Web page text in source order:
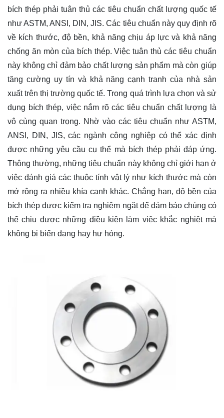
bích thép phải tuân thủ các tiêu chuẩn chất lượng quốc tế
như ASTM, ANSI, DIN, JIS. Các tiêu chuẩn này quy định rõ
về kích thước, độ bền, khả năng chịu áp lực và khả năng
chống ăn mòn của bích thép. Việc tuân thủ các tiêu chuẩn
này không chỉ đảm bảo chất lượng sản phẩm mà còn giúp
tăng cường uy tín và khả năng cạnh tranh của nhà sản
xuất trên thị trường quốc tế. Trong quá trình lựa chọn và sử
dụng bích thép, việc nắm rõ các tiêu chuẩn chất lượng là
vô cùng quan trọng. Nhờ vào các tiêu chuẩn như ASTM,
ANSI, DIN, JIS, các ngành công nghiệp có thể xác định
được những yêu cầu cụ thể mà bích thép phải đáp ứng.
Thông thường, những tiêu chuẩn này không chỉ giới hạn ở
việc đánh giá các thuộc tính vật lý như kích thước mà còn
mở rộng ra nhiều khía cạnh khác. Chẳng hạn, độ bền của
bích thép được kiểm tra nghiêm ngặt để đảm bảo chúng có
thể chịu được những điều kiện làm việc khắc nghiệt mà
không bị biến dạng hay hư hỏng.